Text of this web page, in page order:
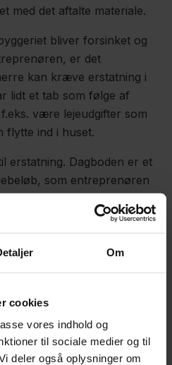
Om
cookies
vores indhold og
til sociale medier og til
deler også oplysninger om
med det aftalte materiale.
bliver forsinket og
er det
kan kræve erstatning i
lidt et tab som følge af
være lejeudgifter som
flytte ind i huset.
erstatning. Dagboden er et
som entreprenøren
forsinket med
vil det for en forbruger
aftale dagbod, da en
i stand til at
at være opmærksom
hvis det er aftalt klart